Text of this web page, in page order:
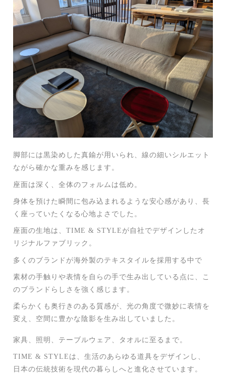
脚部には黒染めした真鍮が用いられ、線の細いシルエット
ながら確かな重みを感じます。
座面は深く、全体のフォルムは低め。
身体を預けた瞬間に包み込まれるような安心感があり、長
く座っていたくなる心地よさでした。
座面の生地は、TIME & STYLEが自社でデザインしたオ
リジナルファブリック。
多くのブランドが海外製のテキスタイルを採用する中で
素材の手触りや表情を自らの手で生み出している点に、こ
のブランドらしさを強く感じます。
柔らかくも奥行きのある質感が、光の角度で微妙に表情を
変え、空間に豊かな陰影を生み出していました。
家具、照明、テーブルウェア、タオルに至るまで。
TIME & STYLEは、生活のあらゆる道具をデザインし、
日本の伝統技術を現代の暮らしへと進化させています。